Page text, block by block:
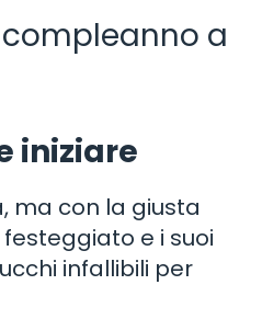
a
iniziare
ma con la giusta
e i suoi
infallibili per